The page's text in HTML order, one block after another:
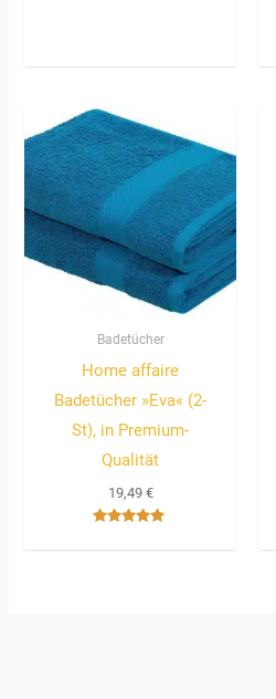
Badetücher
Home affaire
Badetücher »Eva« (2-
St), in Premium-
Qualität
19,49 €